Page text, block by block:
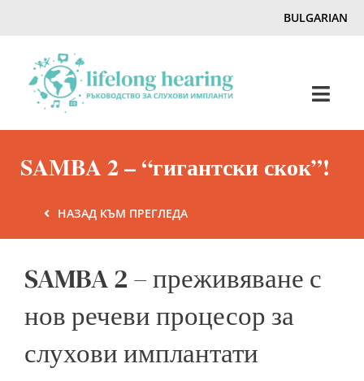
content
BULGARIAN
Home
Слух & Загуба на слуха
Hearing Ambassadors
Contact
SAMBA 2 – “гигантски скок”!
НАЗАД КЪМ ПРЕГЛЕДА
SAMBA 2 – преживяване с
нов речеви процесор за
слухови имплантати